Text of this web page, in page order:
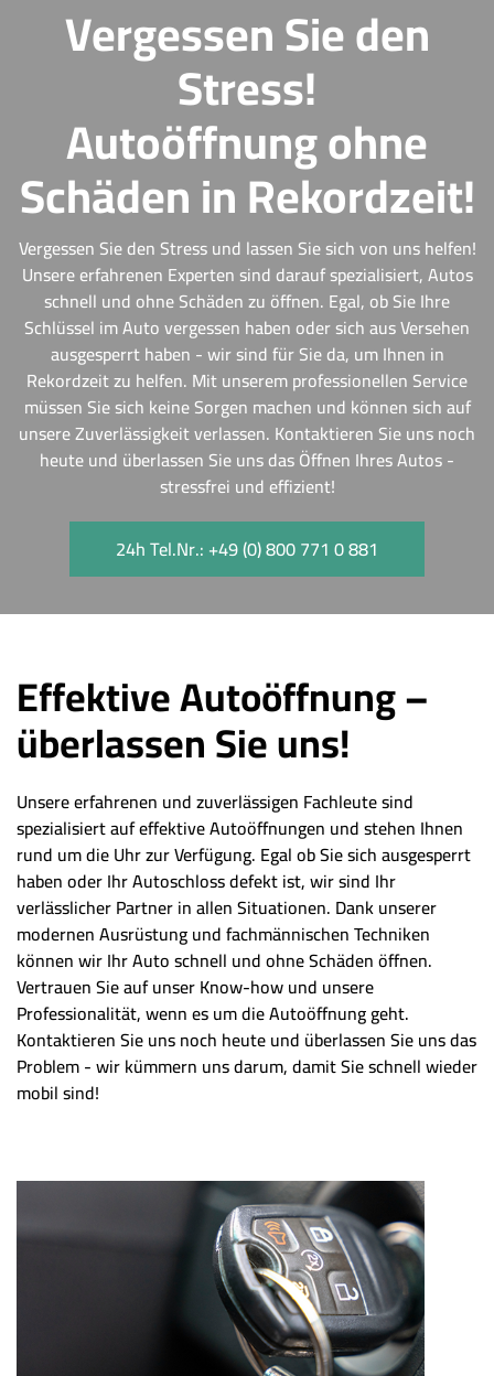
Vergessen Sie den
Stress!
Autoöffnung ohne
Schäden in Rekordzeit!
Vergessen Sie den Stress und lassen Sie sich von uns helfen!
Unsere erfahrenen Experten sind darauf spezialisiert, Autos
schnell und ohne Schäden zu öffnen. Egal, ob Sie Ihre
Schlüssel im Auto vergessen haben oder sich aus Versehen
ausgesperrt haben - wir sind für Sie da, um Ihnen in
Rekordzeit zu helfen. Mit unserem professionellen Service
müssen Sie sich keine Sorgen machen und können sich auf
unsere Zuverlässigkeit verlassen. Kontaktieren Sie uns noch
heute und überlassen Sie uns das Öffnen Ihres Autos -
stressfrei und effizient!
24h Tel.Nr.: +49 (0) 800 771 0 881
Effektive Autoöffnung –
überlassen Sie uns!
Unsere erfahrenen und zuverlässigen Fachleute sind
spezialisiert auf effektive Autoöffnungen und stehen Ihnen
rund um die Uhr zur Verfügung. Egal ob Sie sich ausgesperrt
haben oder Ihr Autoschloss defekt ist, wir sind Ihr
verlässlicher Partner in allen Situationen. Dank unserer
modernen Ausrüstung und fachmännischen Techniken
können wir Ihr Auto schnell und ohne Schäden öffnen.
Vertrauen Sie auf unser Know-how und unsere
Professionalität, wenn es um die Autoöffnung geht.
Kontaktieren Sie uns noch heute und überlassen Sie uns das
Problem - wir kümmern uns darum, damit Sie schnell wieder
mobil sind!